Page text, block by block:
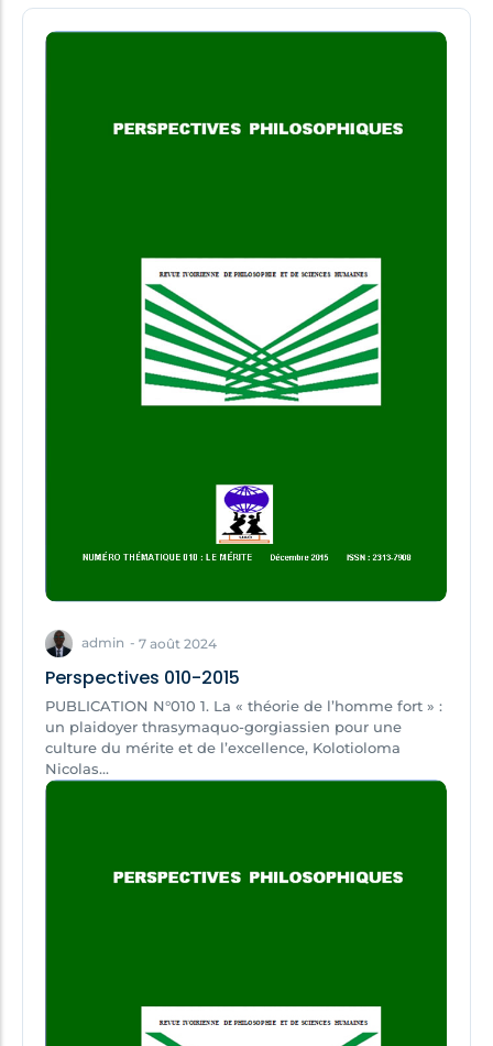
admin - 7 août 2024
Perspectives 010-2015
PUBLICATION N°010 1. La « théorie de l’homme fort » :
un plaidoyer thrasymaquo-gorgiassien pour une
culture du mérite et de l’excellence, Kolotioloma
Nicolas...